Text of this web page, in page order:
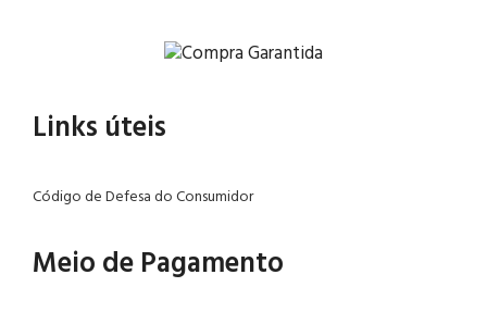
Links úteis
Código de Defesa do Consumidor
Meio de Pagamento